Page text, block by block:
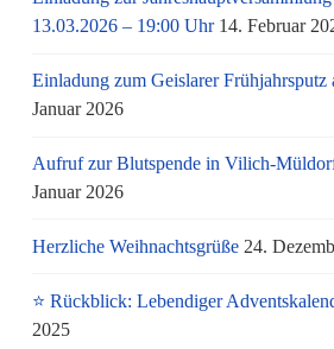
13.03.2026 – 19:00 Uhr 14. Februar
Einladung zum Geislarer Frühjahrsputz
Januar 2026
Aufruf zur Blutspende in Vilich-
Januar 2026
Herzliche Weihnachtsgrüße 24.
⭐ Rückblick: Lebendiger
2025